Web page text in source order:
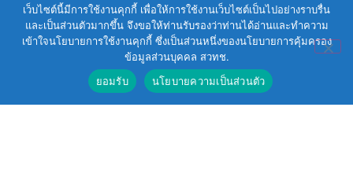
สื่อประชาสัมพันธ์
e-Book Series
ตัวอย่างธุรกิจ BCG
ข่าวและบทความ
เว็บไซต์นี้มีการใช้งานคุกกี้ เพื่อให้การใช้งานเว็บไซต์เป็นไปอย่างราบรื่น
และเป็นส่วนตัวมากขึ้น จึงขอให้ท่านรับรองว่าท่านได้อ่านและทำความ
เข้าใจนโยบายการใช้งานคุกกี้ ซึ่งเป็นส่วนหนึ่งของนโยบายการคุ้มครอง
ข้อมูลส่วนบุคคล สวทช.
ยอมรับ
นโยบายความเป็นส่วนตัว